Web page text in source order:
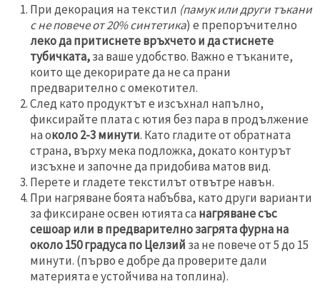
При декорация на текстил (памук или други тъкани
с не повече от 20% синтетика) е препоръчително
леко да притиснете връхчето и да стиснете
тубичката,за ваше удобство. Важно е тъканите,
които ще декорирате да не са прани
предварително с омекотител.
След като продуктът е изсъхнал напълно,
фиксирайте плата с ютия без пара в продължение
на около 2-3 минути. Като гладите от обратната
страна, върху мека подложка, докато контурът
изсъхне и започне да придобива матов вид.
Перете и гладете текстилът отвътре навън.
При нагряване боята набъбва, като други варианти
за фиксиране освен ютията са нагряване със
сешоар или в предварително загрята фурна на
около 150 градуса по Целзий за не повече от 5 до 15
минути. (първо е добре да проверите дали
материята е устойчива на топлина).